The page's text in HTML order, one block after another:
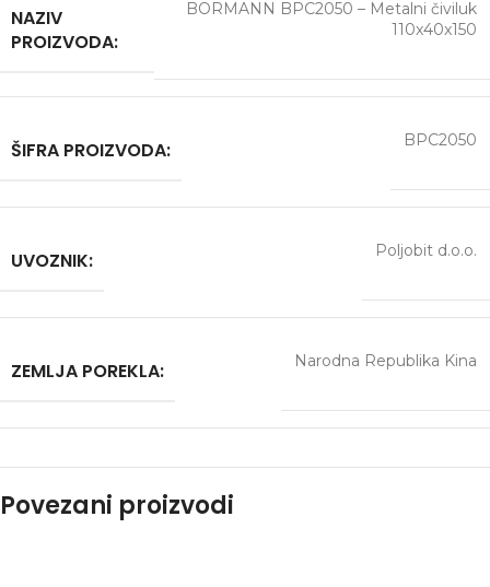
NAZIV
PROIZVODA:
BORMANN BPC2050 – Metalni čiviluk
110x40x150
ŠIFRA PROIZVODA: BPC2050
UVOZNIK: Poljobit d.o.o.
ZEMLJA POREKLA: Narodna Republika Kina
Povezani proizvodi